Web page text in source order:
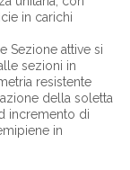
in carichi
Sezione attive si
sezioni in
resistente
della soletta
incremento di
in